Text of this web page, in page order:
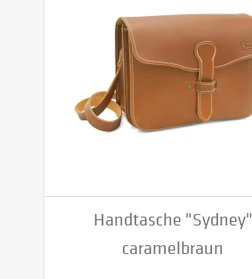
Handtasche "Sydney"
caramelbraun